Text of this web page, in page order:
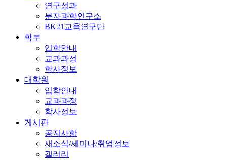
연구성과
분자과학연구소
BK21교육연구단
학부
입학안내
교과과정
학사정보
대학원
입학안내
교과과정
학사정보
게시판
공지사항
새소식/세미나/취업정보
갤러리